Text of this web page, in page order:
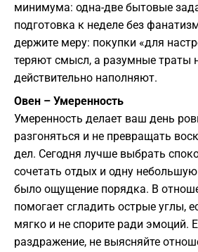
минимума: одна-две бытовые
подготовка к неделе без
держите меру: покупки «для
теряют смысл, а разумные траты
действительно наполняют.
Овен – Умеренность
Умеренность делает ваш день
разгоняться и не превращать
дел. Сегодня лучше выбрать
сочетать отдых и одну
было ощущение порядка. В
помогает сгладить острые углы,
мягко и не спорите ради эмоций.
раздражение, не выясняйте